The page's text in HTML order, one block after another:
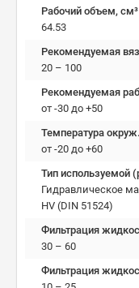
Рабочий объем, см³
64.53
Рекомендуемая
20 – 100
Рекомендуемая
от -30 до +50
Температура
от -20 до +60
Тип используемой
Гидравлическое
HV (DIN 51524)
Фильтрация
30 – 60
Фильтрация